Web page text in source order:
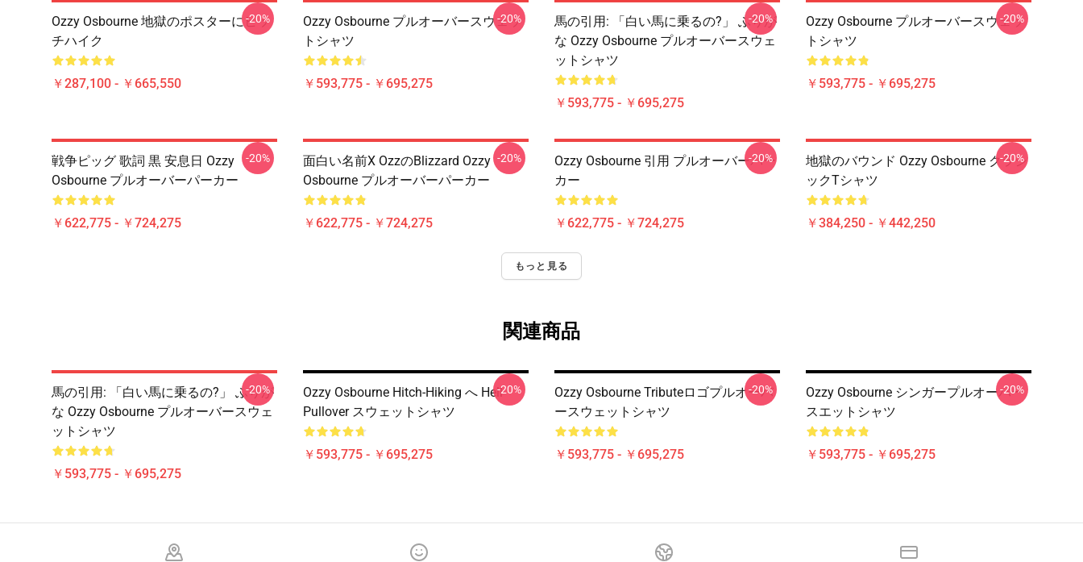
Ozzy Osbourne 地獄のポスターにヒッ
チハイク
￥287,100 - ￥665,550
-20%
Ozzy Osbourne プルオーバースウェッ
トシャツ
￥593,775 - ￥695,275
-20%
馬の引用: 「白い馬に乗るの?」 ふりが
な Ozzy Osbourne プルオーバースウェ
ットシャツ
￥593,775 - ￥695,275
-20%
Ozzy Osbourne プルオーバースウェッ
トシャツ
￥593,775 - ￥695,275
-20%
戦争ピッグ 歌詞 黒 安息日 Ozzy
Osbourne プルオーバーパーカー
￥622,775 - ￥724,275
-20%
面白い名前x OzzのBlizzard Ozzy
Osbourne プルオーバーパーカー
￥622,775 - ￥724,275
-20%
Ozzy Osbourne 引用 プルオーバーパー
カー
￥622,775 - ￥724,275
-20%
地獄のバウンド Ozzy Osbourne クラシ
ックTシャツ
￥384,250 - ￥442,250
-20%
もっと見る
関連商品
馬の引用: 「白い馬に乗るの?」 ふりが
な Ozzy Osbourne プルオーバースウェ
ットシャツ
￥593,775 - ￥695,275
-20%
Ozzy Osbourne Hitch-Hiking へ Hell
Pullover スウェットシャツ
￥593,775 - ￥695,275
-20%
Ozzy Osbourne Tributeロゴプルオーバ
ースウェットシャツ
￥593,775 - ￥695,275
-20%
Ozzy Osbourne シンガープルオーバー
スエットシャツ
￥593,775 - ￥695,275
-20%